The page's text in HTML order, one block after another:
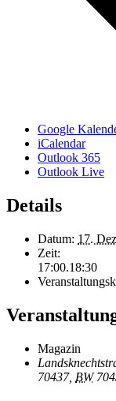
Google
iCalendar
Outlook 365
Outlook Live
Details
Datum: 17.
Zeit:
17:00.18:30
Magazin
70437, BW